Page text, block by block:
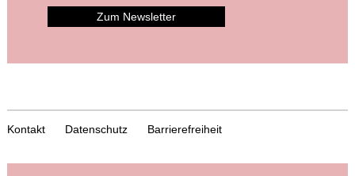
Zum Newsletter
Kontakt Datenschutz Barrierefreiheit